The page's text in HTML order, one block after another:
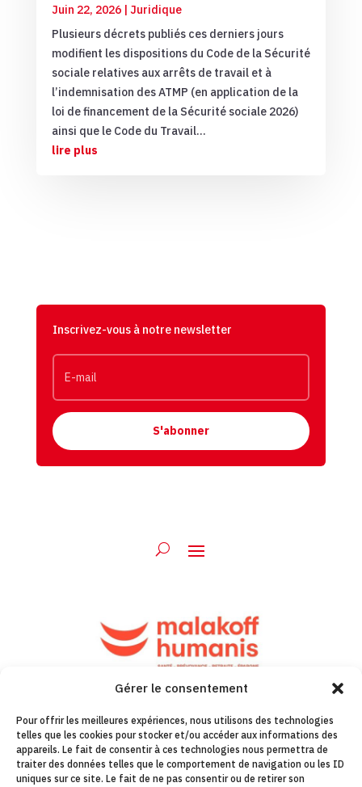
Gérer le consentement
Pour offrir les meilleures expériences, nous utilisons des technologies
telles que les cookies pour stocker et/ou accéder aux informations des
appareils. Le fait de consentir à ces technologies nous permettra de
traiter des données telles que le comportement de navigation ou les ID
uniques sur ce site. Le fait de ne pas consentir ou de retirer son
Juin 22, 2026| Juridique
Plusieurs décrets publiés ces derniers jours
modifient les dispositions du Code de la Sécurité
sociale relatives aux arrêts de travail et à
l’indemnisation des ATMP (en application de la
loi de financement de la Sécurité sociale 2026)
ainsi que le Code du Travail...
lire plus
Inscrivez-vous à notre newsletter
S'abonner